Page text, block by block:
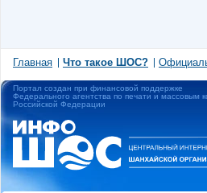
Главная Что такое ШОС?
Портал создан при финансовой поддержке
Федерального агентства по печати и массовым
Российской Федерации